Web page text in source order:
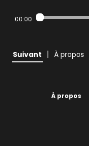
00:00
Suivant | À propos
À propos